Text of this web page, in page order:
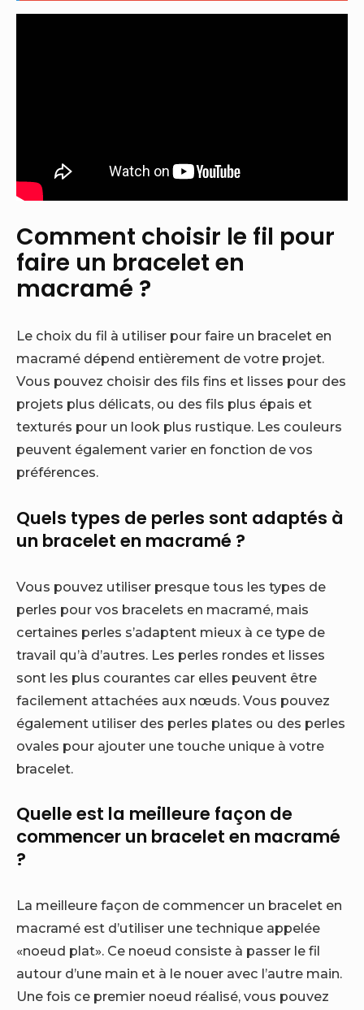
Comment choisir le fil pour
faire un bracelet en
macramé ?
Le choix du fil à utiliser pour faire un bracelet en
macramé dépend entièrement de votre projet.
Vous pouvez choisir des fils fins et lisses pour des
projets plus délicats, ou des fils plus épais et
texturés pour un look plus rustique. Les couleurs
peuvent également varier en fonction de vos
préférences.
Quels types de perles sont adaptés à
un bracelet en macramé ?
Vous pouvez utiliser presque tous les types de
perles pour vos bracelets en macramé, mais
certaines perles s’adaptent mieux à ce type de
travail qu’à d’autres. Les perles rondes et lisses
sont les plus courantes car elles peuvent être
facilement attachées aux nœuds. Vous pouvez
également utiliser des perles plates ou des perles
ovales pour ajouter une touche unique à votre
bracelet.
Quelle est la meilleure façon de
commencer un bracelet en macramé
?
La meilleure façon de commencer un bracelet en
macramé est d’utiliser une technique appelée
«noeud plat». Ce noeud consiste à passer le fil
autour d’une main et à le nouer avec l’autre main.
Une fois ce premier noeud réalisé, vous pouvez